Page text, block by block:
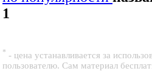
1
* - цена устанавливается за
пользователю. Сам материал